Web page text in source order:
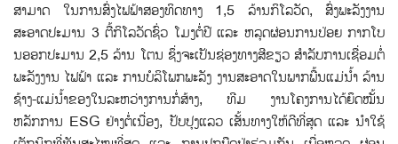
ສາມາດ ໃນການສົ່ງໄຟຟ້າສອງທິດທາງ 1,5 ລ້ານກິໂລວັດ, ສົ່ງພະລັງງານ
ສະອາດປະມານ 3 ຕື້ກິໂລວັດຊົ່ວ ໂມງຕໍ່ປີ ແລະ ຫລຸດຜ່ອນການປ່ອຍ ກາກໂບ
ນອອກປະມານ 2,5 ລ້ານ ໂຕນ ຊຶ່ງຈະເປັນຊ່ອງທາງສີຂຽວ ສໍາລັບການເຊື່ອມຕໍ່
ພະລັງງານ ໄຟຟ້າ ແລະ ການບໍລິໂພກພະລັງ ງານສະອາດໃນພາກພື້ນແມ່ນ້ຳ ລ້ານ
ຊ້າງ-ແມ່ນ້ຳຂອງໃນລະຫວ່າງການກໍ່ສ້າງ, ທີມ ງານໂຄງການໄດ້ຍຶດໝັ້ນ
ຫລັກການ ESG ຢ່າງຕໍ່ເນື່ອງ, ປັບປຸງແລວ ເສັ້ນທາງໃຫ້ດີທີ່ສຸດ ແລະ ນໍາໃຊ້